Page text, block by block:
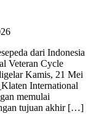
dari Indonesia
Veteran Cycle
Kamis, 21 Mei
International
memulai
tujuan akhir […]